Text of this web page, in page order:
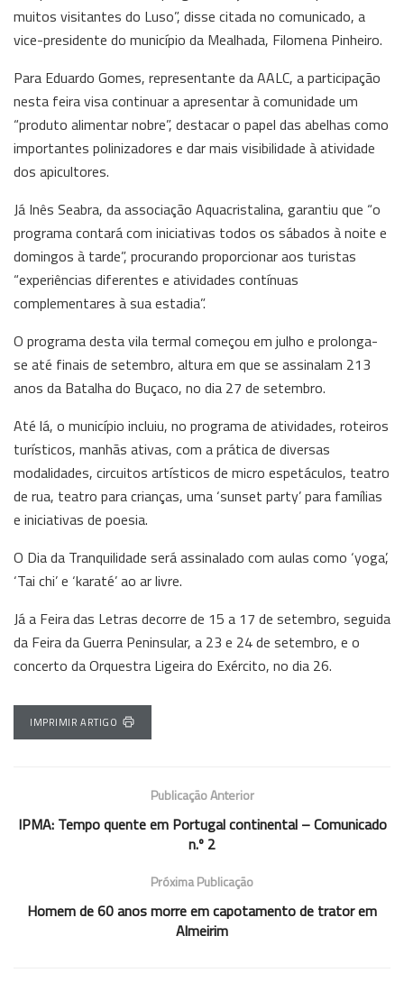
muitos visitantes do Luso”, disse citada no comunicado, a
vice-presidente do município da Mealhada, Filomena Pinheiro.
Para Eduardo Gomes, representante da AALC, a participação
nesta feira visa continuar a apresentar à comunidade um
“produto alimentar nobre”, destacar o papel das abelhas como
importantes polinizadores e dar mais visibilidade à atividade
dos apicultores.
Já Inês Seabra, da associação Aquacristalina, garantiu que “o
programa contará com iniciativas todos os sábados à noite e
domingos à tarde”, procurando proporcionar aos turistas
“experiências diferentes e atividades contínuas
complementares à sua estadia”.
O programa desta vila termal começou em julho e prolonga-
se até finais de setembro, altura em que se assinalam 213
anos da Batalha do Buçaco, no dia 27 de setembro.
Até lá, o município incluiu, no programa de atividades, roteiros
turísticos, manhãs ativas, com a prática de diversas
modalidades, circuitos artísticos de micro espetáculos, teatro
de rua, teatro para crianças, uma ‘sunset party’ para famílias
e iniciativas de poesia.
O Dia da Tranquilidade será assinalado com aulas como ‘yoga’,
‘Tai chi’ e ‘karaté’ ao ar livre.
Já a Feira das Letras decorre de 15 a 17 de setembro, seguida
da Feira da Guerra Peninsular, a 23 e 24 de setembro, e o
concerto da Orquestra Ligeira do Exército, no dia 26.
IMPRIMIR ARTIGO
Publicação Anterior
IPMA: Tempo quente em Portugal continental – Comunicado
n.º 2
Próxima Publicação
Homem de 60 anos morre em capotamento de trator em
Almeirim